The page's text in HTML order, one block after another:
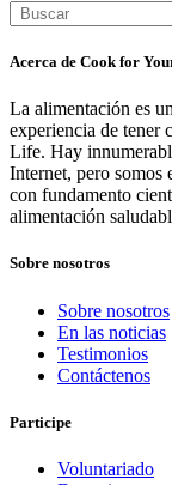
Acerca de Cook for
La alimentación es
experiencia de tener
Life. Hay
Internet, pero somos
con fundamento
alimentación
Sobre nosotros
Sobre nosotros
En las noticias
Testimonios
Contáctenos
Participe
Voluntariado